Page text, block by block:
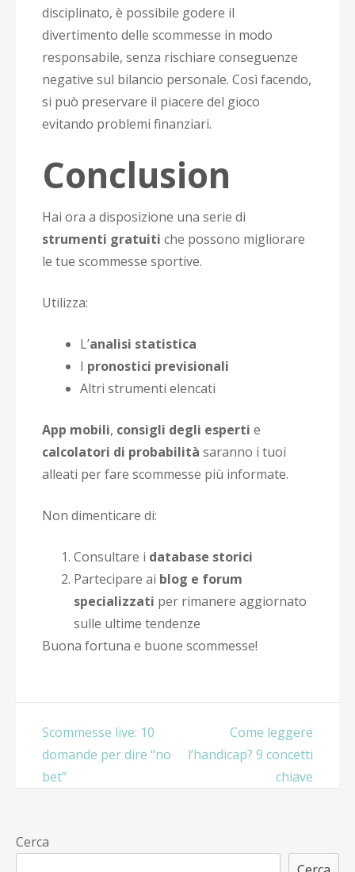
disciplinato, è possibile godere il
divertimento delle scommesse in modo
responsabile, senza rischiare conseguenze
negative sul bilancio personale. Così facendo,
si può preservare il piacere del gioco
evitando problemi finanziari.
Conclusion
Hai ora a disposizione una serie di
strumenti gratuiti che possono migliorare
le tue scommesse sportive.
Utilizza:
L’analisi statistica
I pronostici previsionali
Altri strumenti elencati
App mobili, consigli degli esperti e
calcolatori di probabilità saranno i tuoi
alleati per fare scommesse più informate.
Non dimenticare di:
Consultare i database storici
Partecipare ai blog e forum
specializzati per rimanere aggiornato
sulle ultime tendenze
Buona fortuna e buone scommesse!
Navigazione
articoli
Scommesse live: 10
domande per dire “no
bet”
Come leggere
l’handicap? 9 concetti
chiave
Cerca